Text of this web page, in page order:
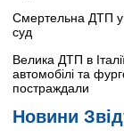
Смертельна ДТП у
суд
Велика ДТП в
автомобілі та
постраждали
Новини